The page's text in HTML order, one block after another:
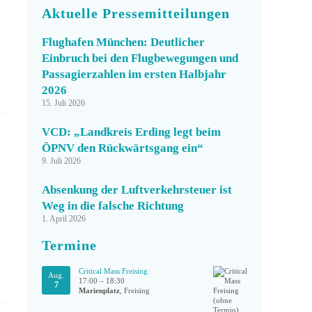
Aktuelle Pressemitteilungen
Flughafen München: Deutlicher
Einbruch bei den Flugbewegungen und
Passagierzahlen im ersten Halbjahr
2026
15. Juli 2026
VCD: „Landkreis Erding legt beim
ÖPNV den Rückwärtsgang ein“
9. Juli 2026
Absenkung der Luftverkehrsteuer ist
Weg in die falsche Richtung
1. April 2026
Termine
Aug.
7
Critical Mass Freising
17:00 – 18:30
Marienplatz , Freising